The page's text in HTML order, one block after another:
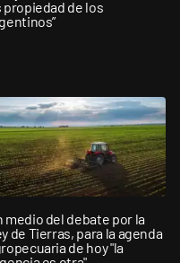
propiedad de los
medio del debate por la
de Tierras, para la agenda
de hoy "la